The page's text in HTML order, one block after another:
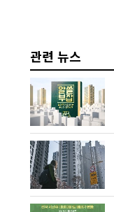
관련 뉴스